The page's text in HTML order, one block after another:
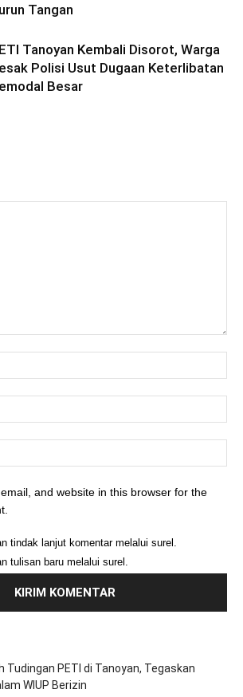
Tangan
Tanoyan Kembali Disorot, Warga
Polisi Usut Dugaan Keterlibatan
Besar
and website in this browser for the
tindak lanjut komentar melalui surel.
tulisan baru melalui surel.
Tudingan PETI di Tanoyan, Tegaskan
WIUP Berizin